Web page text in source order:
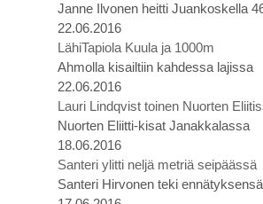
Janne Ilvonen heitti Juankoskella
22.06.2016
LähiTapiola Kuula ja 1000m
Ahmolla kisailtiin kahdessa lajissa
22.06.2016
Lauri Lindqvist toinen Nuorten
Nuorten Eliitti-kisat Janakkalassa
18.06.2016
Santeri ylitti neljä metriä seipäässä
Santeri Hirvonen teki ennätyksensä